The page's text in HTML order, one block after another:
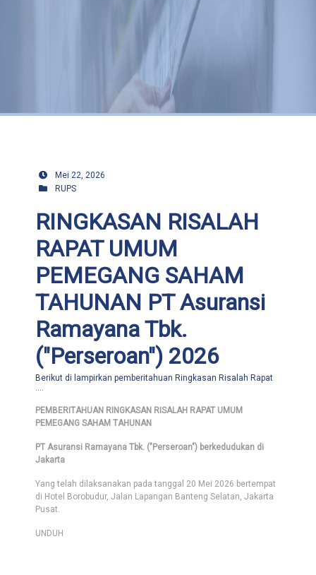
Mei 22, 2026
RUPS
RINGKASAN RISALAH
RAPAT UMUM
PEMEGANG SAHAM
TAHUNAN PT Asuransi
Ramayana Tbk.
("Perseroan") 2026
Berikut di lampirkan pemberitahuan Ringkasan Risalah Rapat
....
PEMBERITAHUAN RINGKASAN RISALAH RAPAT UMUM
PEMEGANG SAHAM TAHUNAN
PT Asuransi Ramayana Tbk. ("Perseroan") berkedudukan di
Jakarta
Yang telah dilaksanakan pada tanggal 20 Mei 2026 bertempat
di Hotel Borobudur, Jalan Lapangan Banteng Selatan, Jakarta
Pusat.
UNDUH